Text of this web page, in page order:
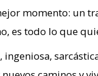
momento: un
es todo lo que